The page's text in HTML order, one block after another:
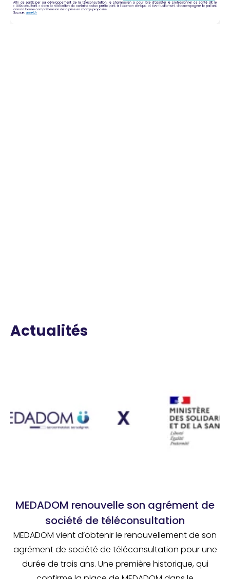
Actualités
MEDADOM renouvelle son agrément de
société de téléconsultation
MEDADOM vient d’obtenir le renouvellement de son
agrément de société de téléconsultation pour une
durée de trois ans. Une première historique, qui